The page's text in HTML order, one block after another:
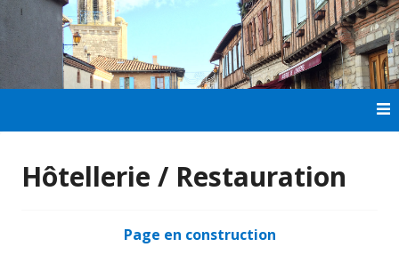
Hôtellerie / Restauration
Page en construction